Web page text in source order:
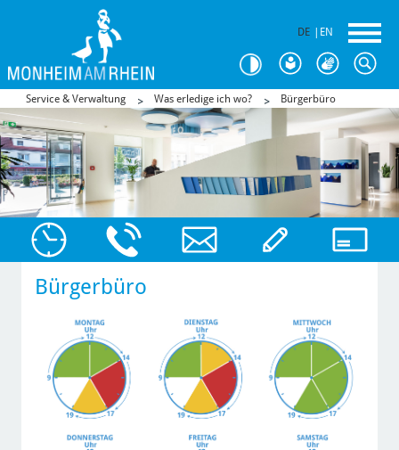
DE EN
Service & Verwaltung Was erledige ich wo? Bürgerbüro
Bürgerbüro